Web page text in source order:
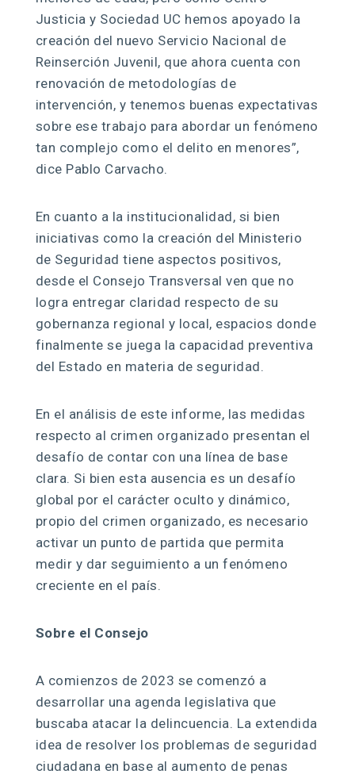
Justicia y Sociedad UC hemos apoyado la
creación del nuevo Servicio Nacional de
Reinserción Juvenil, que ahora cuenta con
renovación de metodologías de
intervención, y tenemos buenas expectativas
sobre ese trabajo para abordar un fenómeno
tan complejo como el delito en menores”,
dice Pablo Carvacho.
En cuanto a la institucionalidad, si bien
iniciativas como la creación del Ministerio
de Seguridad tiene aspectos positivos,
desde el Consejo Transversal ven que no
logra entregar claridad respecto de su
gobernanza regional y local, espacios donde
finalmente se juega la capacidad preventiva
del Estado en materia de seguridad.
En el análisis de este informe, las medidas
respecto al crimen organizado presentan el
desafío de contar con una línea de base
clara. Si bien esta ausencia es un desafío
global por el carácter oculto y dinámico,
propio del crimen organizado, es necesario
activar un punto de partida que permita
medir y dar seguimiento a un fenómeno
creciente en el país.
Sobre el Consejo
A comienzos de 2023 se comenzó a
desarrollar una agenda legislativa que
buscaba atacar la delincuencia. La extendida
idea de resolver los problemas de seguridad
ciudadana en base al aumento de penas